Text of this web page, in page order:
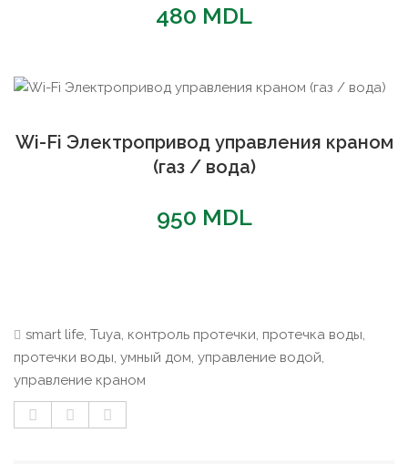
480 MDL
Wi-Fi Электропривод управления краном
(газ / вода)
950 MDL
smart life Tuya контроль протечки протечка воды
протечки воды умный дом управление водой
управление краном